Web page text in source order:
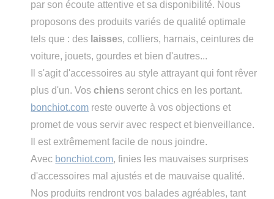
par son écoute attentive et sa disponibilité. Nous
proposons des produits variés de qualité optimale
tels que : des laisses, colliers, harnais, ceintures de
voiture, jouets, gourdes et bien d'autres...
Il s'agit d'accessoires au style attrayant qui font rêver
plus d'un. Voschiens seront chics en les portant.
bonchiot.com reste ouverte à vos objections et
promet de vous servir avec respect et bienveillance.
Il est extrêmement facile de nous joindre.
Avec bonchiot.com, finies les mauvaises surprises
d'accessoires mal ajustés et de mauvaise qualité.
Nos produits rendront vos balades agréables, tant